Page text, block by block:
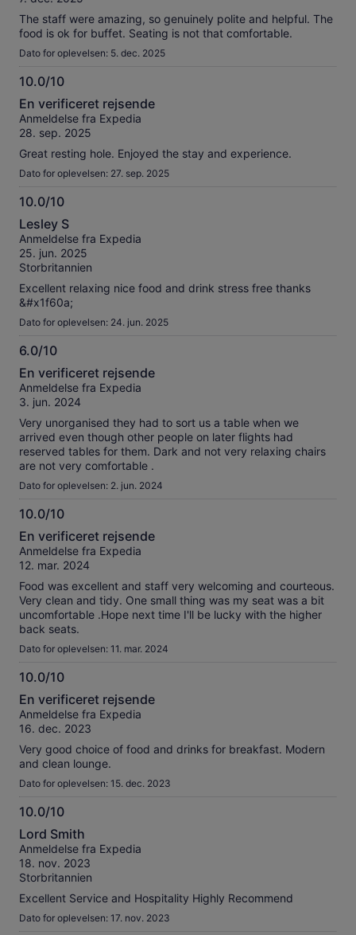
The staff were amazing, so genuinely polite and helpful. The
food is ok for buffet. Seating is not that comfortable.
Dato for oplevelsen: 5. dec. 2025
10.0/10
10.0
ud
af
En verificeret rejsende
Anmeldelse fra Expedia
28. sep. 2025
Great resting hole. Enjoyed the stay and experience.
Dato for oplevelsen: 27. sep. 2025
10.0/10
10.0
ud
af
10
Lesley S
Anmeldelse fra Expedia
25. jun. 2025
Storbritannien
Excellent relaxing nice food and drink stress free thanks
&#x1f60a;
Dato for oplevelsen: 24. jun. 2025
6.0/10
6.0
ud
af
En verificeret rejsende
Anmeldelse fra Expedia
3. jun. 2024
Very unorganised they had to sort us a table when we
arrived even though other people on later flights had
reserved tables for them. Dark and not very relaxing chairs
are not very comfortable .
Dato for oplevelsen: 2. jun. 2024
10.0/10
10.0
ud
af
En verificeret rejsende
Anmeldelse fra Expedia
12. mar. 2024
Food was excellent and staff very welcoming and courteous.
Very clean and tidy. One small thing was my seat was a bit
uncomfortable .Hope next time I'll be lucky with the higher
back seats.
Dato for oplevelsen: 11. mar. 2024
10.0/10
10.0
ud
af
En verificeret rejsende
Anmeldelse fra Expedia
16. dec. 2023
Very good choice of food and drinks for breakfast. Modern
and clean lounge.
Dato for oplevelsen: 15. dec. 2023
10.0/10
10.0
ud
af
10
Lord Smith
Anmeldelse fra Expedia
18. nov. 2023
Storbritannien
Excellent Service and Hospitality Highly Recommend
Dato for oplevelsen: 17. nov. 2023